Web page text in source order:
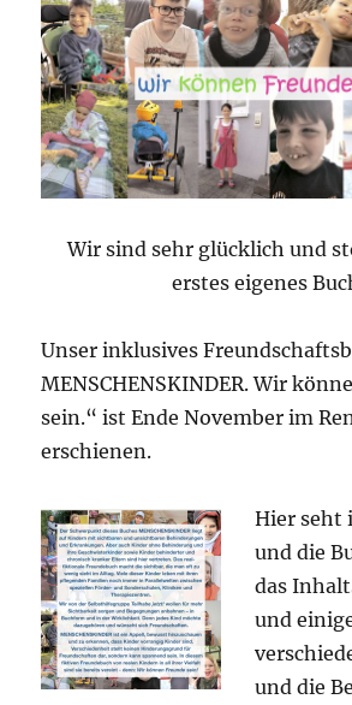
Wir sind sehr glücklich und
erstes eigenes
Unser inklusives
MENSCHENSKINDER. Wir
sein.“ ist Ende November im
erschienen.
Hier seht
und die
das
und
und die